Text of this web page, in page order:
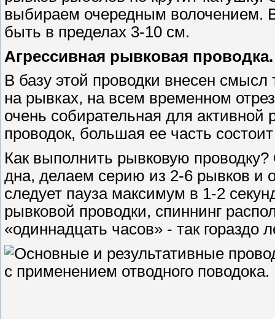
выбираем очередным волочением.
быть в пределах 3-10 см.
Агрессивная рывковая проводка.
В базу этой проводки внесен смысл
на рывках, на всем временном
очень собирательная для
проводок, большая ее часть
Как выполнить рывковую
дна, делаем серию из 2-6 рывков и
следует пауза максимум в 1-2
рывковой проводки, спиннинг
«одиннадцать часов» - так гораздо